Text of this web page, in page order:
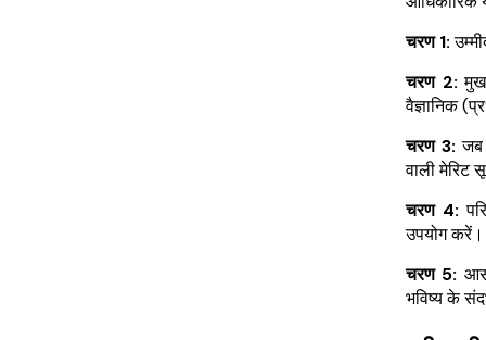
चरण 1:
चरण 2:
वैज्ञानिक
चरण 3: जब
वाली
चरण 4:
उपयोग करें।
चरण 5:
भविष्य के